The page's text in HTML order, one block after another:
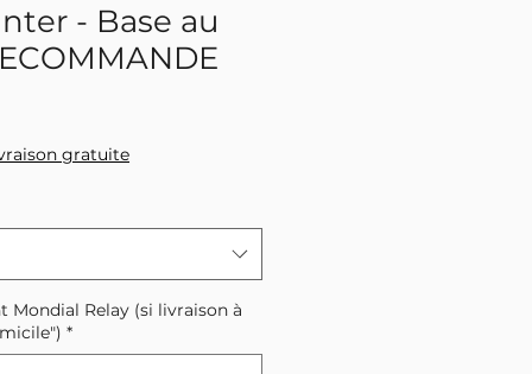
- Base au
gratuite
Mondial Relay (si livraison à
*